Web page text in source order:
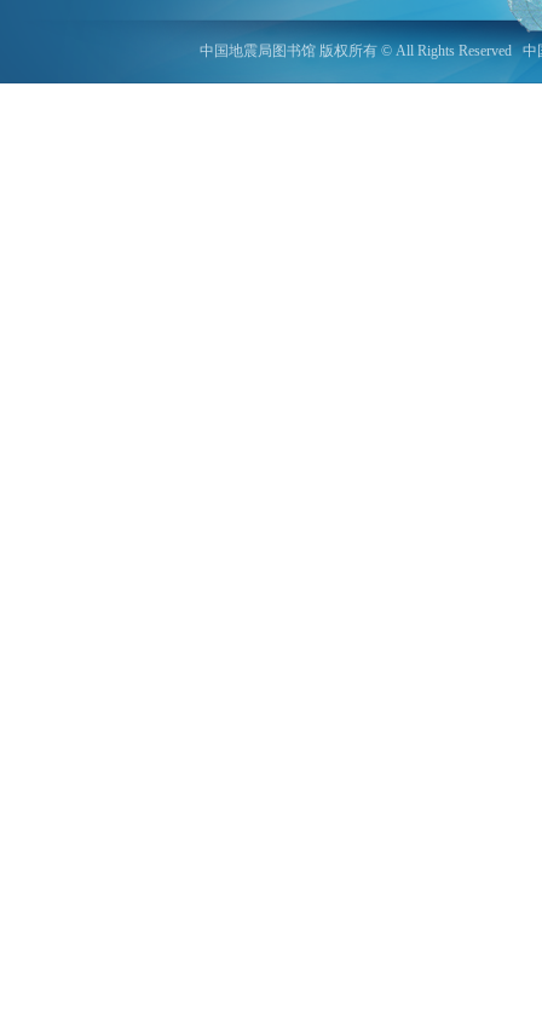
中国地震局图书馆 版权所有 © All Rights Reserved 中